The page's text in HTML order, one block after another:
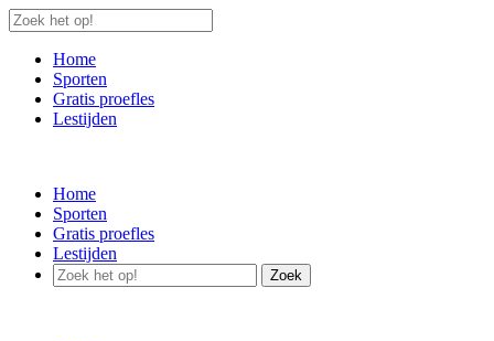
Home
Sporten
Gratis proefles
Lestijden
Home
Sporten
Gratis proefles
Lestijden
Zoek